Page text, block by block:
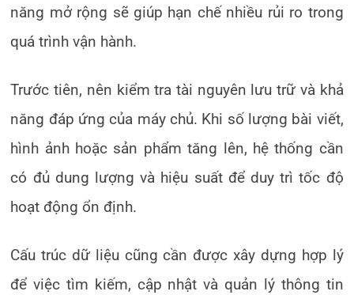
năng mở rộng sẽ giúp hạn chế nhiều rủi ro trong
quá trình vận hành.
Trước tiên, nên kiểm tra tài nguyên lưu trữ và khả
năng đáp ứng của máy chủ. Khi số lượng bài viết,
hình ảnh hoặc sản phẩm tăng lên, hệ thống cần
có đủ dung lượng và hiệu suất để duy trì tốc độ
hoạt động ổn định.
Cấu trúc dữ liệu cũng cần được xây dựng hợp lý
để việc tìm kiếm, cập nhật và quản lý thông tin